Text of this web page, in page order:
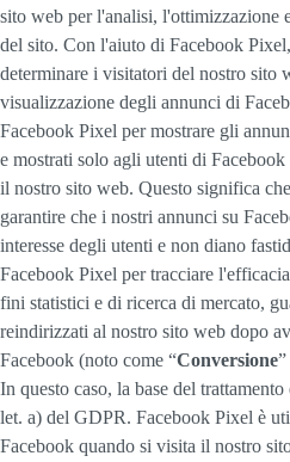
sito web per l'analisi, l'ottimizzazione
del sito. Con l'aiuto di Facebook
determinare i visitatori del nostro sito
visualizzazione degli annunci di
Facebook Pixel per mostrare gli
e mostrati solo agli utenti di
il nostro sito web. Questo significa
garantire che i nostri annunci su
interesse degli utenti e non diano
Facebook Pixel per tracciare
fini statistici e di ricerca di mercato,
reindirizzati al nostro sito web dopo
Facebook (noto come “Conversione
In questo caso, la base del
let. a) del GDPR. Facebook Pixel è
Facebook quando si visita il nostro